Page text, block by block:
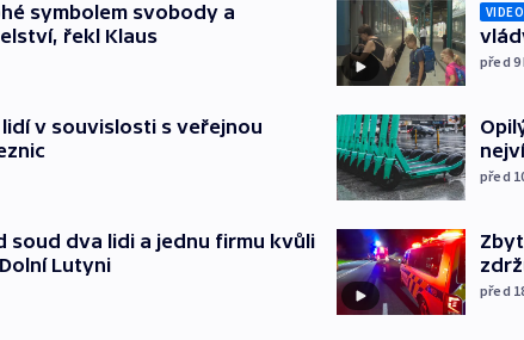
symbolem svobody a
řekl Klaus
v souvislosti s veřejnou
soud dva lidi a jednu firmu kvůli
Lutyni
VIDEO
před 9
před
před